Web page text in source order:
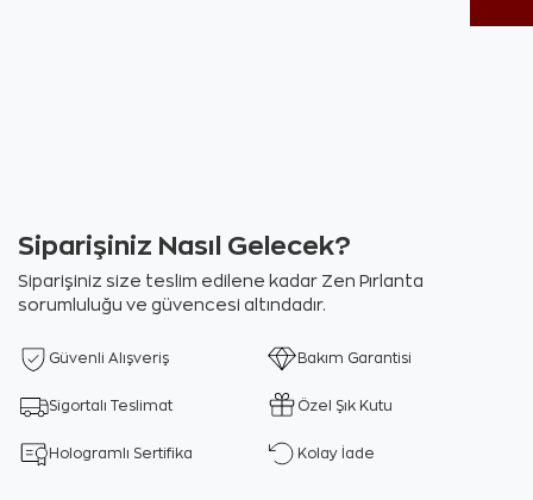
Siparişiniz Nasıl Gelecek?
Siparişiniz size teslim edilene kadar Zen Pırlanta
sorumluluğu ve güvencesi altındadır.
Güvenli Alışveriş Bakım Garantisi
Sigortalı Teslimat Özel Şık Kutu
Hologramlı Sertifika Kolay İade